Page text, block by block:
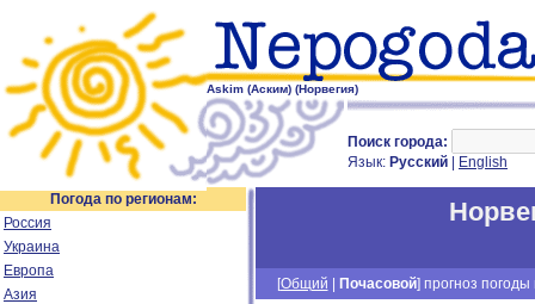
Askim (Аским) (Норвегия)
Поиск города:
Язык: Русский English
Погода по регионам:
Россия
Украина
Европа
Азия
[Общий Почасовой] прогноз погоды